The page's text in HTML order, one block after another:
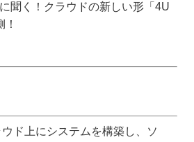
聞く！クラウドの新しい形「4U
ド上にシステムを構築し、ソ